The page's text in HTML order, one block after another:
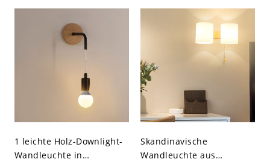
35,56 cm Weißlicht
1 leichte Holz-Downlight-
Wandleuchte in
Skandinavische
Wandleuchte aus